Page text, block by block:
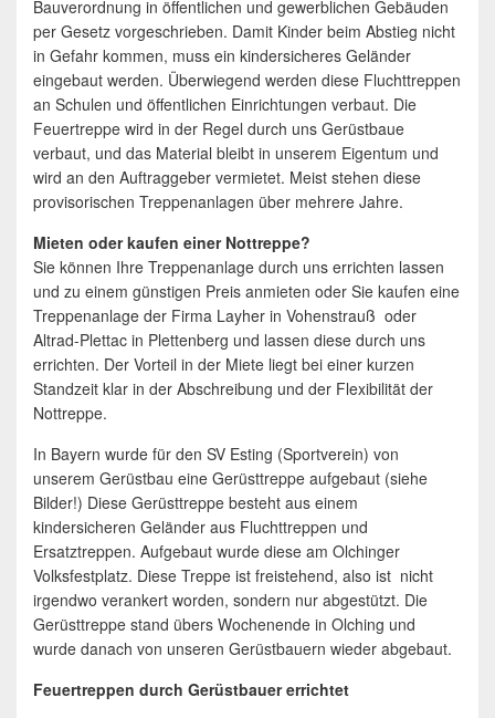
Bauverordnung in öffentlichen und gewerblichen Gebäuden
per Gesetz vorgeschrieben. Damit Kinder beim Abstieg nicht
in Gefahr kommen, muss ein kindersicheres Geländer
eingebaut werden. Überwiegend werden diese Fluchttreppen
an Schulen und öffentlichen Einrichtungen verbaut. Die
Feuertreppe wird in der Regel durch uns Gerüstbaue
verbaut, und das Material bleibt in unserem Eigentum und
wird an den Auftraggeber vermietet. Meist stehen diese
provisorischen Treppenanlagen über mehrere Jahre.
Mieten oder kaufen einer Nottreppe?
Sie können Ihre Treppenanlage durch uns errichten lassen
und zu einem günstigen Preis anmieten oder Sie kaufen eine
Treppenanlage der Firma Layher in Vohenstrauß oder
Altrad-Plettac in Plettenberg und lassen diese durch uns
errichten. Der Vorteil in der Miete liegt bei einer kurzen
Standzeit klar in der Abschreibung und der Flexibilität der
Nottreppe.
In Bayern wurde für den SV Esting (Sportverein) von
unserem Gerüstbau eine Gerüsttreppe aufgebaut (siehe
Bilder!) Diese Gerüsttreppe besteht aus einem
kindersicheren Geländer aus Fluchttreppen und
Ersatztreppen. Aufgebaut wurde diese am Olchinger
Volksfestplatz. Diese Treppe ist freistehend, also ist nicht
irgendwo verankert worden, sondern nur abgestützt. Die
Gerüsttreppe stand übers Wochenende in Olching und
wurde danach von unseren Gerüstbauern wieder abgebaut.
Feuertreppen durch Gerüstbauer errichtet